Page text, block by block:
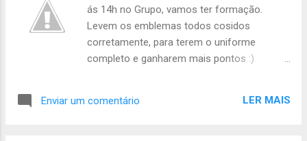
ás 14h no Grupo, vamos ter formação.
Levem os emblemas todos cosidos
corretamente, para terem o uniforme
completo e ganharem mais pontos :)
vamos ter também o Magusto, portanto
Enviar um comentário LER MAIS